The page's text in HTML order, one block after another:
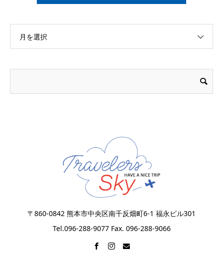
月を選択
〒860-0842 熊本市中央区南千反畑町6-1 福永ビル301
Tel.096-288-9077 Fax. 096-288-9066